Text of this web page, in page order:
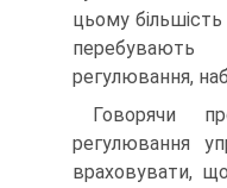
цьому
регулювання,
Говорячи
регулювання
враховувати,